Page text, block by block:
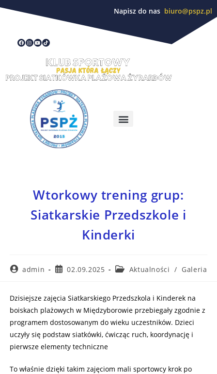
Napisz do nas biuro@pspz.pl
Wtorkowy trening grup:
Siatkarskie Przedszkole i
Kinderki
admin 02.09.2025 Aktualności / Galeria
Dzisiejsze zajęcia Siatkarskiego Przedszkola i Kinderek na
boiskach plażowych w Międzyborowie przebiegały zgodnie z
programem dostosowanym do wieku uczestników. Dzieci
uczyły się podstaw siatkówki, ćwicząc ruch, koordynację i
pierwsze elementy techniczne
To właśnie dzięki takim zajęciom mali sportowcy krok po